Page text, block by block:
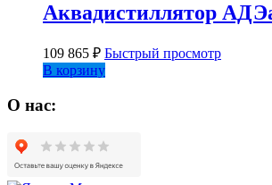
Аквадистиллятор
109 865 ₽ Быстрый просмотр
В корзину
О нас: